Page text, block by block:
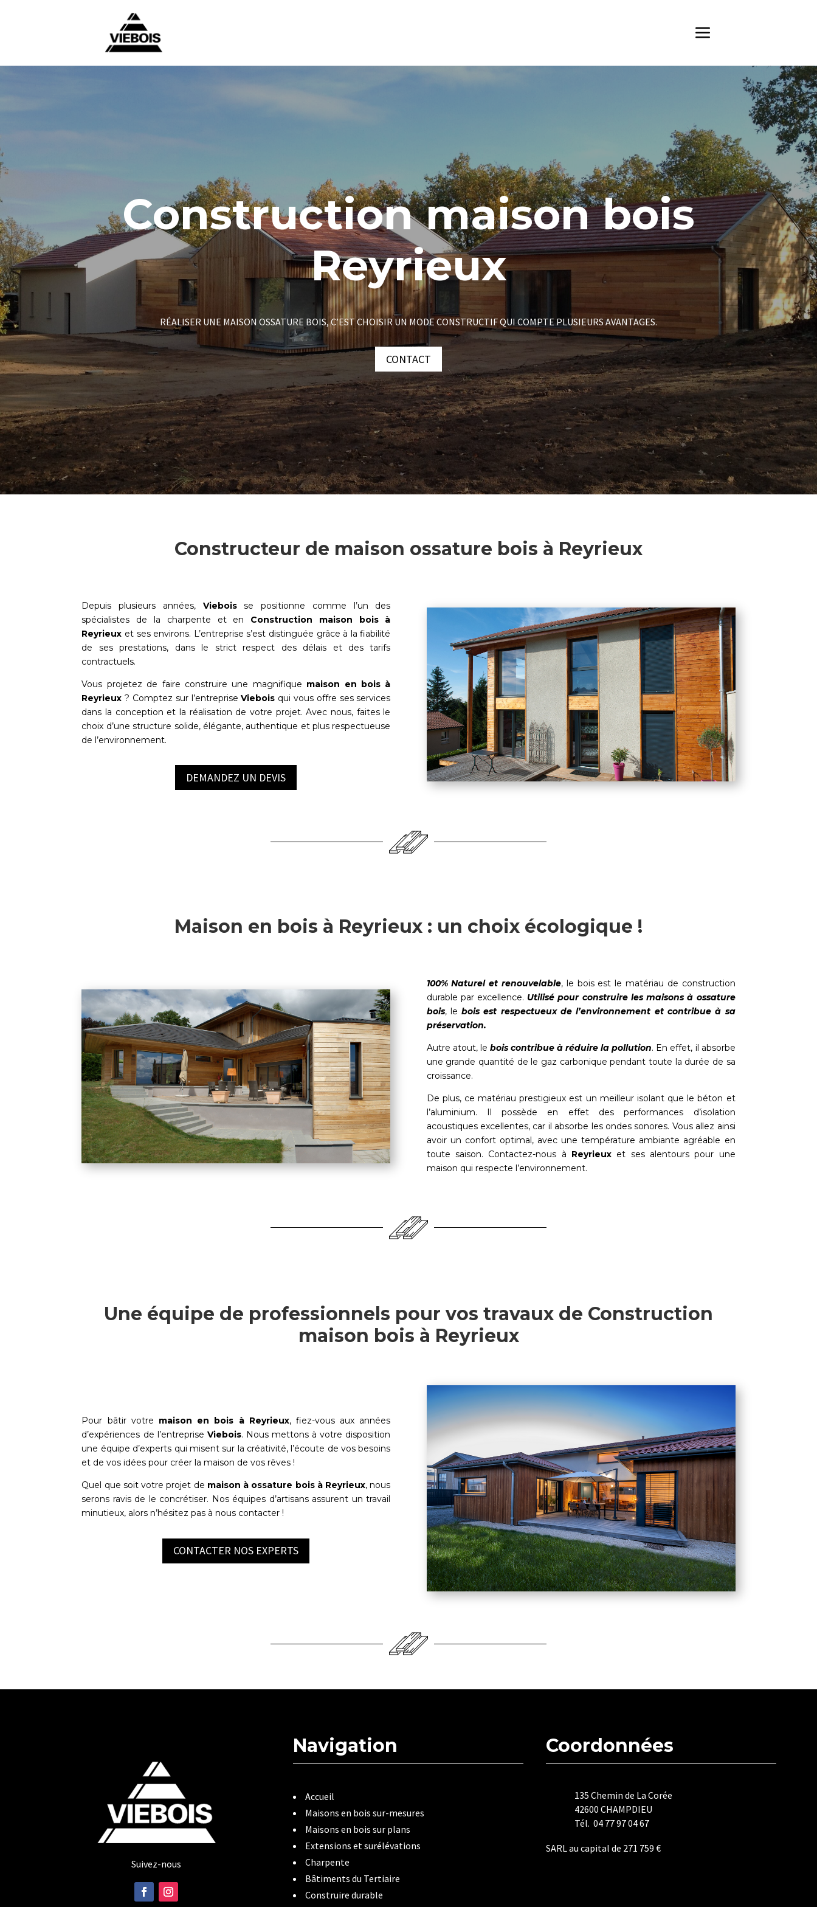
Construction maison bois
Reyrieux
RÉALISER UNE MAISON OSSATURE BOIS, C’EST CHOISIR UN MODE CONSTRUCTIF QUI COMPTE PLUSIEURS AVANTAGES.
CONTACT
Constructeur de maison ossature bois à Reyrieux
Depuis plusieurs années, Vieboisse positionne comme l’un des
spécialistes de la charpente et en Construction maison bois à
Reyrieux et ses environs. L’entreprise s’est distinguée grâce à la fiabilité
de ses prestations, dans le strict respect des délais et des tarifs
contractuels.
Vous projetez de faire construire une magnifique maison en bois à
Reyrieux ? Comptez sur l’entrepriseViebois qui vous offre ses services
dans la conception et la réalisation de votre projet. Avec nous, faites le
choix d’une structure solide, élégante, authentique et plus respectueuse
de l’environnement.
DEMANDEZ UN DEVIS
Maison en bois à Reyrieux : un choix écologique !
100% Naturel et renouvelable, le bois est le matériau de construction
durable par excellence. Utilisé pour construire les maisons à ossature
bois, lebois est respectueux de l’environnement et contribue à sa
préservation.
Autre atout, le bois contribue à réduire la pollution. En effet, il absorbe
une grande quantité de le gaz carbonique pendant toute la durée de sa
croissance.
De plus, ce matériau prestigieux est un meilleur isolant que le béton et
l’aluminium. Il possède en effet des performances d’isolation
acoustiques excellentes, car il absorbe les ondes sonores. Vous allez ainsi
avoir un confort optimal, avec une température ambiante agréable en
toute saison. Contactez-nous à Reyrieuxet ses alentours pour une
maison qui respecte l’environnement.
Une équipe de professionnels pour vos travaux de Construction
maison bois à Reyrieux
Pour bâtir votre maison en bois à Reyrieux, fiez-vous aux années
d’expériences de l’entreprise Viebois. Nous mettons à votre disposition
une équipe d’experts qui misent sur la créativité, l’écoute de vos besoins
et de vos idées pour créer la maison de vos rêves !
Quel que soit votre projet de maison à ossature bois à Reyrieux, nous
serons ravis de le concrétiser. Nos équipes d’artisans assurent un travail
minutieux, alors n’hésitez pas à nous contacter !
CONTACTER NOS EXPERTS
Suivez-nous
Navigation
Accueil
Maisons en bois sur-mesures
Maisons en bois sur plans
Extensions et surélévations
Charpente
Bâtiments du Tertiaire
Construire durable
Coordonnées
135 Chemin de La Corée
42600 CHAMPDIEU
Tél. 04 77 97 04 67
SARL au capital de 271 759 €